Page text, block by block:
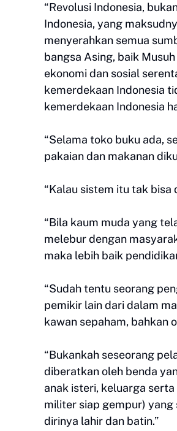
“Revolusi Indonesia,
Indonesia, yang
menyerahkan semua
bangsa Asing, baik
ekonomi dan sosial
kemerdekaan Indonesia
kemerdekaan Indonesia
“Selama toko buku ada,
pakaian dan makanan
“Kalau sistem itu tak
“Bila kaum muda yang
melebur dengan
maka lebih baik
“Sudah tentu seorang
pemikir lain dari dalam
kawan sepaham, bahkan
“Bukankah seseorang
diberatkan oleh benda
anak isteri, keluarga serta
militer siap gempur)
dirinya lahir dan batin.”